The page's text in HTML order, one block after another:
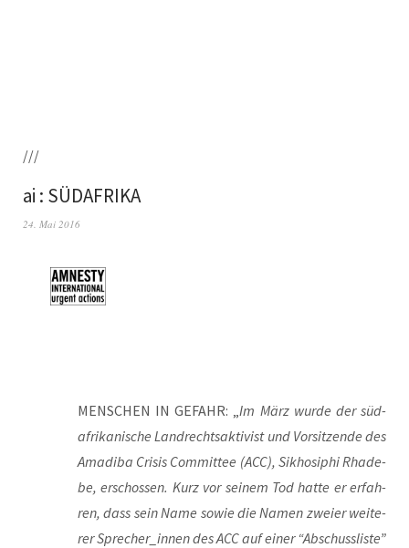
///
ai : SÜDAFRIKA
24. Mai 2016
MENSCHEN IN GEFAHR: „Im März wur­de der süd­
afri­ka­ni­sche Land­rechts­ak­ti­vist und Vor­sit­zen­de des
Ama­di­ba Cri­sis Com­mit­tee (ACC), Sik­ho­si­phi Rha­de­
be, erschos­sen. Kurz vor sei­nem Tod hat­te er erfah­
ren, dass sein Name sowie die Namen zwei­er wei­te­
rer Sprecher_innen des ACC auf einer “Abschuss­lis­te”